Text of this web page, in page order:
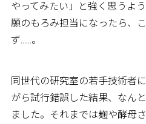
やってみたい」と強く思うよ
願のもろみ担当になったら、
ず……。
同世代の研究室の若手技術者
がら試行錯誤した結果、なん
ました。それまでは麹や酵母